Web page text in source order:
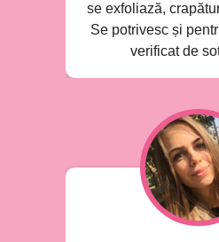
se exfoliază,
Se potrivesc și
verificat de